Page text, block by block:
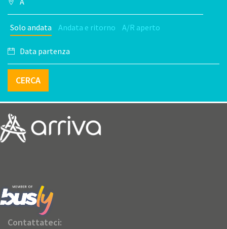
Solo andata Andata e ritorno A/R aperto
CERCA
Contattateci: